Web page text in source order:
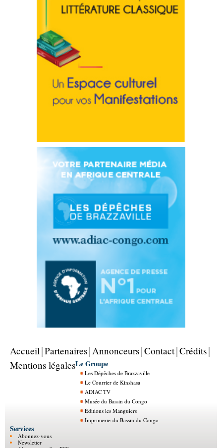
Accueil Partenaires Annonceurs Contact Crédits
Mentions légalesLe Groupe
Les Dépêches de Brazzaville
Le Courrier de Kinshasa
ADIAC TV
Musée du Bassin du Congo
Éditions les Manguiers
Imprimerie du Bassin du Congo
Services
Abonnez-vous
Newsletter